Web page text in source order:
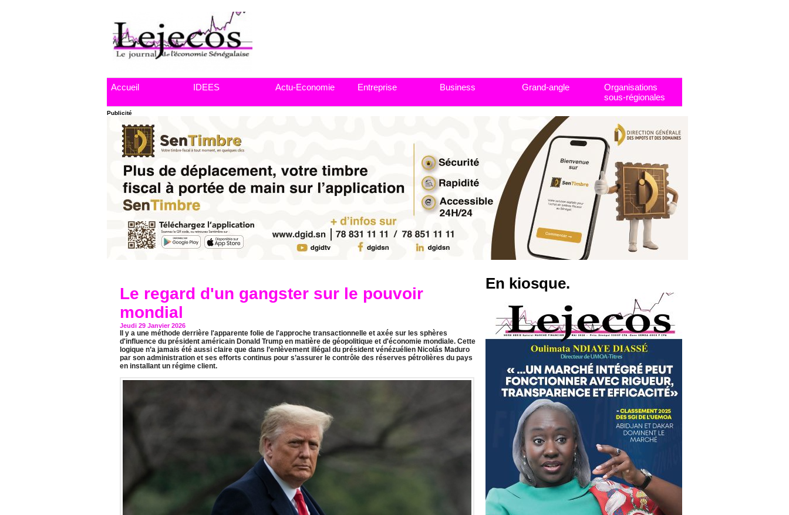
Accueil IDEES Actu-Economie Entreprise Business Grand-angle
Organisations
sous-régionales
Publicité
Le regard d'un gangster sur le pouvoir
mondial
Jeudi 29 Janvier 2026
Il y a une méthode derrière l'apparente folie de l'approche transactionnelle et axée sur les sphères
d'influence du président américain Donald Trump en matière de géopolitique et d'économie mondiale. Cette
logique n’a jamais été aussi claire que dans l’enlèvement illégal du président vénézuélien Nicolás Maduro
par son administration et ses efforts continus pour s’assurer le contrôle des réserves pétrolières du pays
en installant un régime client.
En kiosque.